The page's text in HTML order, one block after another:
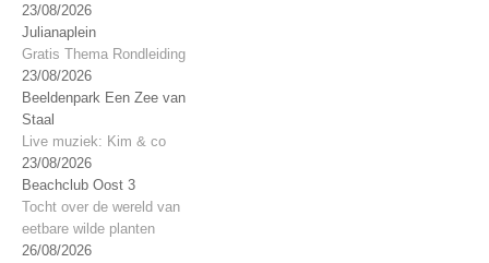
23/08/2026
Julianaplein
Gratis Thema Rondleiding
23/08/2026
Beeldenpark Een Zee van
Staal
Live muziek: Kim & co
23/08/2026
Beachclub Oost 3
Tocht over de wereld van
eetbare wilde planten
26/08/2026